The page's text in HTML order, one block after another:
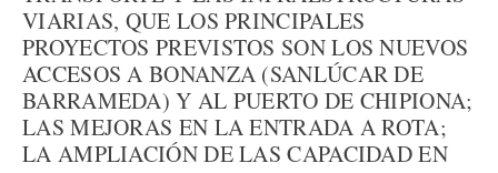
VIARIAS, QUE LOS PRINCIPALES
PROYECTOS PREVISTOS SON LOS NUEVOS
ACCESOS A BONANZA (SANLÚCAR DE
BARRAMEDA) Y AL PUERTO DE CHIPIONA;
LAS MEJORAS EN LA ENTRADA A ROTA;
LA AMPLIACIÓN DE LAS CAPACIDAD EN